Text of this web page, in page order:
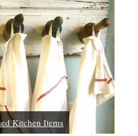
Kitchen Items